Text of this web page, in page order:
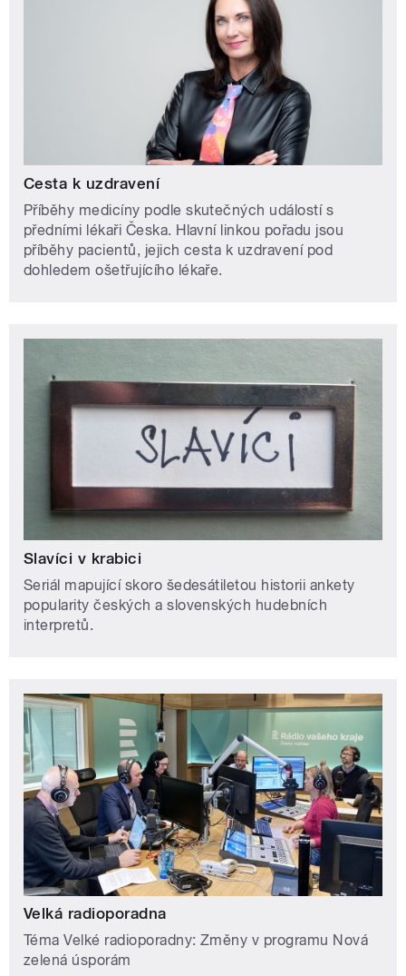
Cesta k uzdravení
Příběhy medicíny podle skutečných událostí s
předními lékaři Česka. Hlavní linkou pořadu jsou
příběhy pacientů, jejich cesta k uzdravení pod
dohledem ošetřujícího lékaře.
Slavíci v krabici
Seriál mapující skoro šedesátiletou historii ankety
popularity českých a slovenských hudebních
interpretů.
Velká radioporadna
Téma Velké radioporadny: Změny v programu Nová
zelená úsporám